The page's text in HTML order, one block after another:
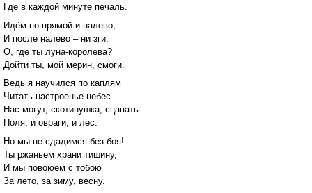
Где в каждой минуте печаль.
Идём по прямой и налево,
И после налево – ни зги.
О, где ты луна-королева?
Дойти ты, мой мерин, смоги.
Ведь я научился по каплям
Читать настроенье небес.
Нас могут, скотинушка, сцапать
Поля, и овраги, и лес.
Но мы не сдадимся без боя!
Ты ржаньем храни тишину,
И мы повоюем с тобою
За лето, за зиму, весну.